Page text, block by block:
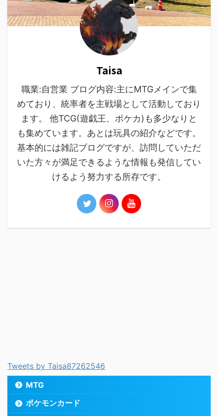
Taisa
職業:自営業 ブログ内容:主にMTGメインで集
めており、統率者を主戦場として活動しており
ます。 他TCG(遊戯王、ポケカ)も多少なりと
も集めています。あとは玩具の紹介などです。
基本的には雑記ブログですが、訪問していただ
いた方々が満足できるような情報も発信してい
けるよう努力する所存です。
Tweets by Taisa87262546
MTG
ポケモンカード